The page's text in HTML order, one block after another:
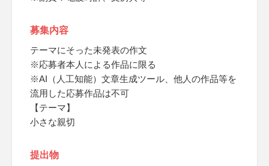
募集内容
テーマにそった未発表の作文
※応募者本人による作品に限る
※AI（人工知能）文章生成ツール、他人の作品等を
流用した応募作品は不可
【テーマ】
小さな親切
提出物